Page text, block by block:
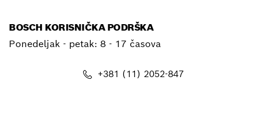
BOSCH KORISNIČKA PODRŠKA
Ponedeljak - petak: 8 - 17 časova
+381 (11) 2052-847